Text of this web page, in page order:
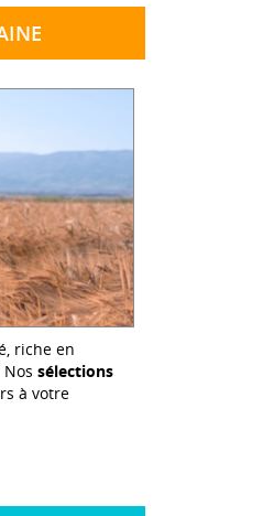
riche en
sélections
à votre